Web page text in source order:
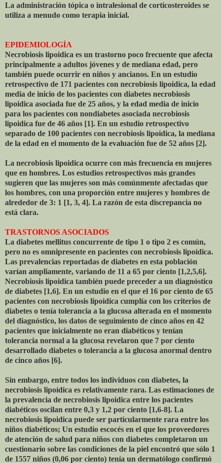
La administración tópica o intralesional de corticosteroides se
utiliza a menudo como terapia inicial.
EPIDEMIOLOGÍA
Necrobiosis lipoidica es un trastorno poco frecuente que afecta
principalmente a adultos jóvenes y de mediana edad, pero
también puede ocurrir en niños y ancianos. En un estudio
retrospectivo de 171 pacientes con necrobiosis lipoidica, la edad
media de inicio de los pacientes con diabetes necrobiosis
lipoidica asociada fue de 25 años, y la edad media de inicio
para los pacientes con nondiabetes asociada necrobiosis
lipoidica fue de 46 años [1]. En un estudio retrospectivo
separado de 100 pacientes con necrobiosis lipoidica, la mediana
de la edad en el momento de la evaluación fue de 52 años [2].
La necrobiosis lipoidica ocurre con más frecuencia en mujeres
que en hombres. Los estudios retrospectivos más grandes
sugieren que las mujeres son más comúnmente afectadas que
los hombres, con una proporción entre mujeres y hombres de
alrededor de 3: 1 [1, 3, 4]. La razón de esta discrepancia no
está clara.
TRASTORNOS ASOCIADOS
La diabetes mellitus concurrente de tipo 1 o tipo 2 es común,
pero no es omnipresente en pacientes con necrobiosis lipoídica.
Las prevalencias reportadas de diabetes en esta población
varían ampliamente, variando de 11 a 65 por ciento [1,2,5,6].
Necrobiosis lipoidica también puede preceder a un diagnóstico
de diabetes [1,6]. En un estudio en el que el 16 por ciento de 65
pacientes con necrobiosis lipoidica cumplía con los criterios de
diabetes o tenía tolerancia a la glucosa alterada en el momento
del diagnóstico, los datos de seguimiento de cinco años en 42
pacientes que inicialmente no eran diabéticos y tenían
tolerancia normal a la glucosa revelaron que 7 por ciento
desarrollado diabetes o tolerancia a la glucosa anormal dentro
de cinco años [6].
Sin embargo, entre todos los individuos con diabetes, la
necrobiosis lipoídica es relativamente rara. Las estimaciones de
la prevalencia de necrobiosis lipoidica entre los pacientes
diabéticos oscilan entre 0,3 y 1,2 por ciento [1,6-8]. La
necrobiosis lipoidica puede ser particularmente rara entre los
niños diabéticos; Un estudio escocés en el que los proveedores
de atención de salud para niños con diabetes completaron un
cuestionario sobre las condiciones de la piel encontró que sólo 1
de 1557 niños (0,06 por ciento) tenía un dermatólogo confirmó